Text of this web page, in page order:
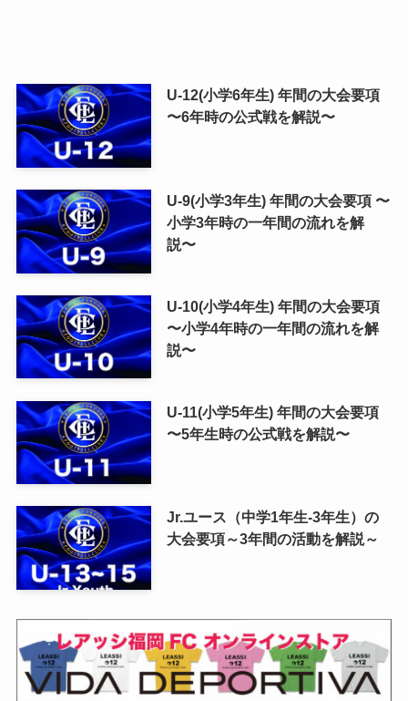
U-12(小学6年生) 年間の大会要項
〜6年時の公式戦を解説〜
U-9(小学3年生) 年間の大会要項 〜
小学3年時の一年間の流れを解
説〜
U-10(小学4年生) 年間の大会要項
〜小学4年時の一年間の流れを解
説〜
U-11(小学5年生) 年間の大会要項
〜5年生時の公式戦を解説〜
Jr.ユース（中学1年生-3年生）の
大会要項～3年間の活動を解説～